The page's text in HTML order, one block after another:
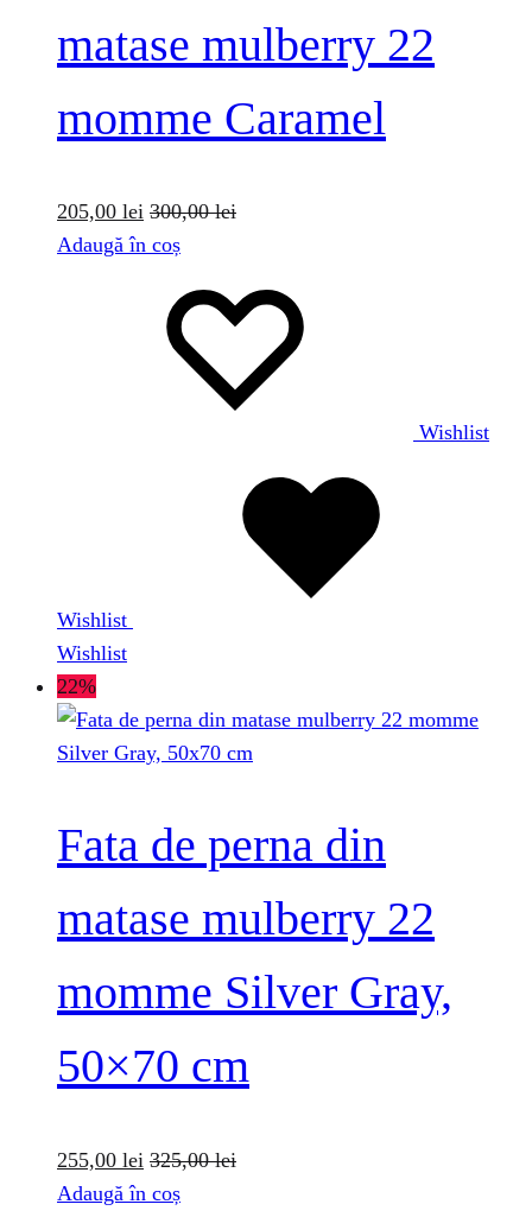
matase mulberry 22
momme Caramel
205,00 lei 300,00lei
Adaugă în coș
Wishlist
Wishlist
Wishlist
22%
Fata de perna din
matase mulberry 22
momme Silver Gray,
50×70 cm
255,00 lei 325,00lei
Adaugă în coș